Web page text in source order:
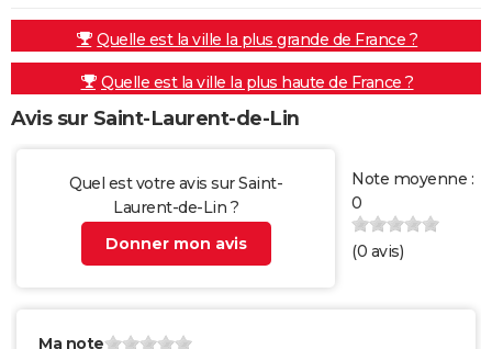
Quelle est la ville la plus grande de France ?
Quelle est la ville la plus haute de France ?
Avis sur Saint-Laurent-de-Lin
Quel est votre avis sur Saint-
Laurent-de-Lin ?
Donner mon avis
Note moyenne :
0
(0 avis)
Ma note